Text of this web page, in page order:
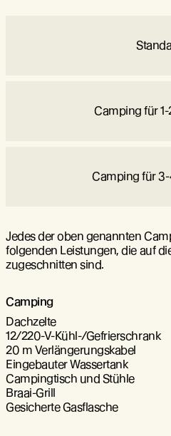
Camping für
Camping für
Jedes der oben genannten
folgenden Leistungen, die auf
zugeschnitten sind.
Camping
Dachzelte
12/220-V-Kühl-/Gefrierschrank
20 m Verlängerungskabel
Eingebauter Wassertank
Campingtisch und Stühle
Braai-Grill
Gesicherte Gasflasche